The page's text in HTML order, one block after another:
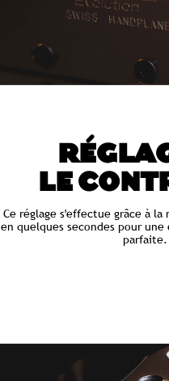
LE
Ce réglage s'effectue grâce à
en quelques secondes pour
parfaite.